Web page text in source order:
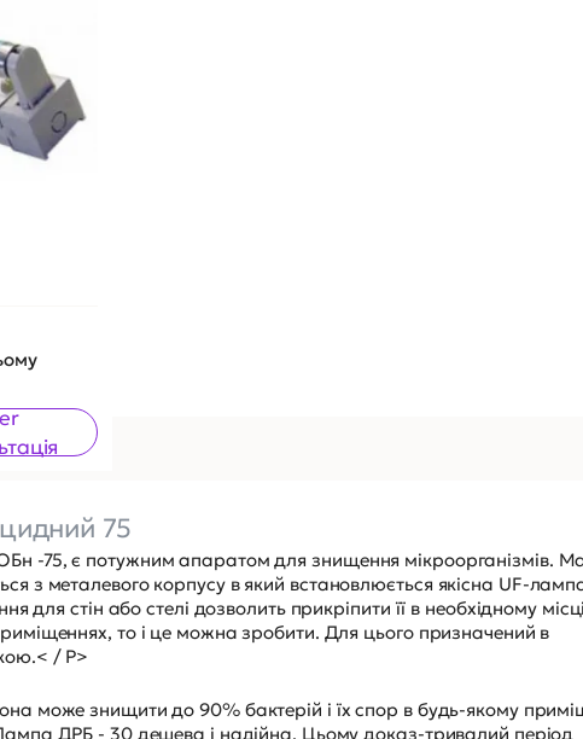
75
-75, є потужним апаратом для знищення мікроорганізмів.
з металевого корпусу в який встановлюється якісна UF-
для стін або стелі дозволить прикріпити її в необхідному
то і це можна зробити. Для цього призначений в
/ P>
може знищити до 90% бактерій і їх спор в будь-якому
ДРБ - 30 дешева і надійна. Цьому доказ-тривалий період